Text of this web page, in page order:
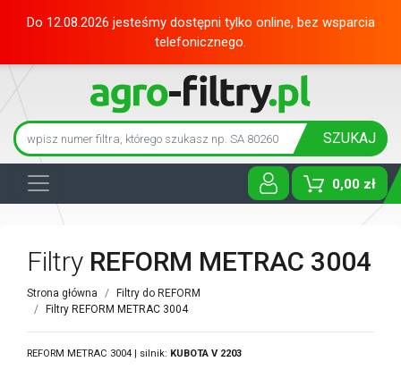
Do 12.08.2026 jesteśmy dostępni tylko online, bez wsparcia
telefonicznego.
SZUKAJ
0,00 zł
Toggle
Filtry REFORM METRAC 3004
Strona główna
Filtry do REFORM
Filtry REFORM METRAC 3004
REFORM METRAC 3004 | silnik: KUBOTA V 2203